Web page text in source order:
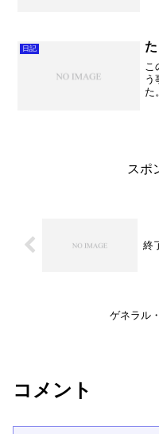
っ
日記
う
た
スポ
終
ゲネラル
コメント